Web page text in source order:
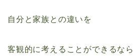
自分と家族との違いを
客観的に考えることができるなら